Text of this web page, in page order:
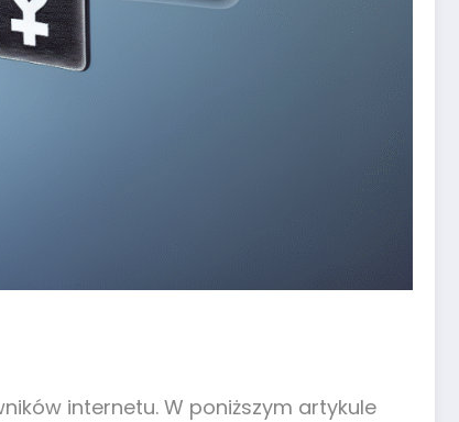
internetu. W poniższym artykule